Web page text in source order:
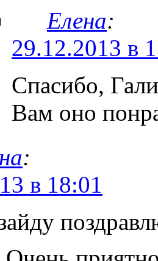
Елена:
29.12.2013 в
Спасибо,
Вам оно
:
в 18:01